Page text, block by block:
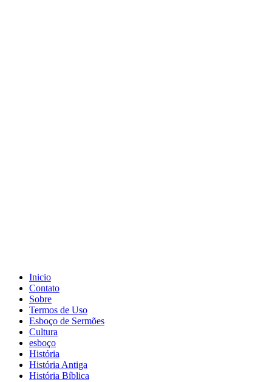
Inicio
Contato
Sobre
Termos de Uso
Esboço de Sermões
Cultura
esboço
História
História Antiga
História Bíblica